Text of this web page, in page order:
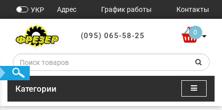
УКР Адрес График работы Контакты
Категории
(095) 065-58-25 0